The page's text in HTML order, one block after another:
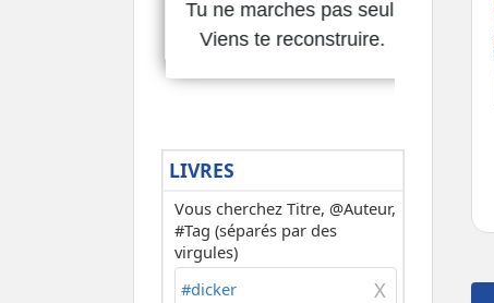
LIVRES
Vous cherchez Titre, @Auteur,
#Tag (séparés par des
virgules)